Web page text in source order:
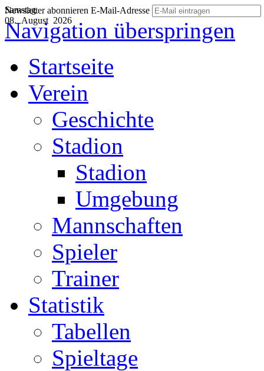
Samstag
08. August 2026
Newsletter abonnieren E-Mail-Adresse
Navigation überspringen
Startseite
Verein
Geschichte
Stadion
Stadion
Umgebung
Mannschaften
Spieler
Trainer
Statistik
Tabellen
Spieltage